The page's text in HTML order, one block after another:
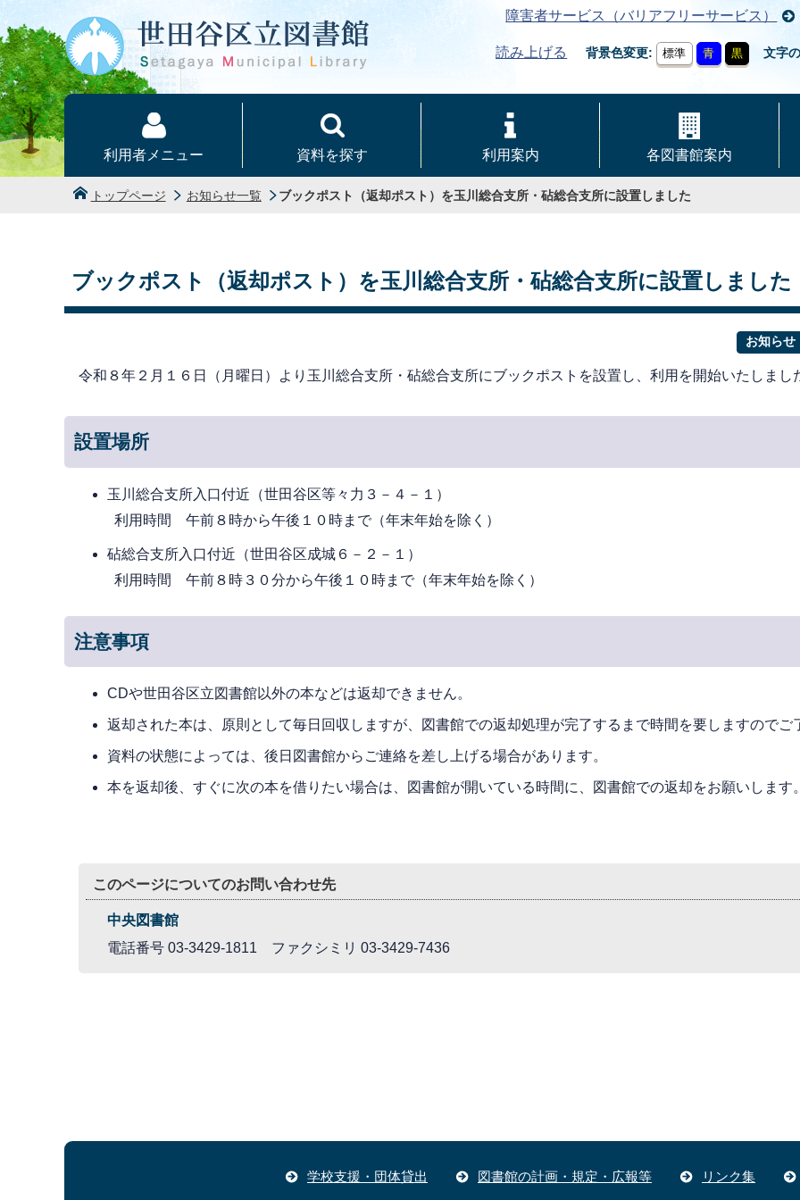
本文へ
障害者サービス（バリアフリーサービス）
読み上げる 背景色変更 標準 青 黒 文字
利用者メニュー 資料を探す 利用案内 各図書館案内
トップページ お知らせ一覧 ブックポスト（返却ポスト）を玉川総合支所・砧総合支所に設置しました
ブックポスト（返却ポスト）を玉川総合支所・砧総合支所に設置しました
お知らせ
令和８年２月１６日（月曜日）より玉川総合支所・砧総合支所にブックポストを設置し、利用を開始いたしまし
設置場所
玉川総合支所入口付近（世田谷区等々力３－４－１）
利用時間 午前８時から午後１０時まで（年末年始を除く）
砧総合支所入口付近（世田谷区成城６－２－１）
利用時間 午前８時３０分から午後１０時まで（年末年始を除く）
注意事項
CDや世田谷区立図書館以外の本などは返却できません。
返却された本は、原則として毎日回収しますが、図書館での返却処理が完了するまで時間を要しますのでご
資料の状態によっては、後日図書館からご連絡を差し上げる場合があります。
本を返却後、すぐに次の本を借りたい場合は、図書館が開いている時間に、図書館での返却をお願いします。
このページについてのお問い合わせ先
中央図書館
電話番号 03-3429-1811 ファクシミリ 03-3429-7436
学校支援・団体貸出 図書館の計画・規定・広報等 リンク集